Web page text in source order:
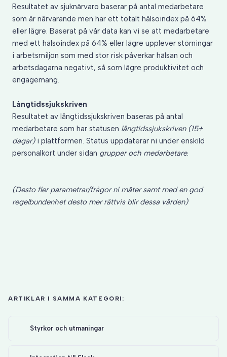
Resultatet av sjuknärvaro baserar på antal medarbetare
som är närvarande men har ett totalt hälsoindex på 64%
eller lägre. Baserat på vår data kan vi se att medarbetare
med ett hälsoindex på 64% eller lägre upplever störningar
i arbetsmiljön som med stor risk påverkar hälsan och
arbetsdagarna negativt, så som lägre produktivitet och
engagemang.
Långtidssjukskriven
Resultatet av långtidssjukskriven baseras på antal
medarbetare som har statusen långtidssjukskriven (15+
dagar)i plattformen. Status uppdaterar ni under enskild
personalkort under sidan grupper och medarbetare.
(Desto fler parametrar/frågor ni mäter samt med en god
regelbundenhet desto mer rättvis blir dessa värden)
ARTIKLAR I SAMMA KATEGORI:
Styrkor och utmaningar